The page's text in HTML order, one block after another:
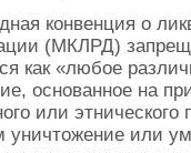
конвенция о
(МКЛРД)
как «любое
основанное на
или
уничтожение или